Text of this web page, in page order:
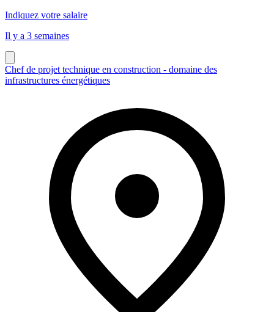
Indiquez votre salaire
Il y a 3 semaines
Chef de projet technique en construction - domaine des
infrastructures énergétiques